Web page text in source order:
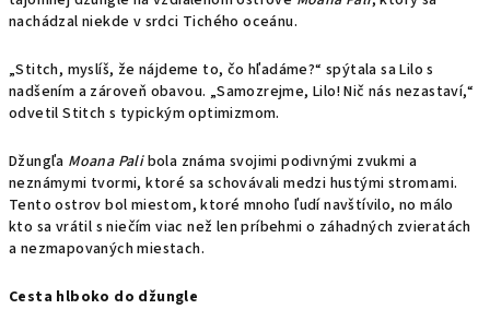
nachádzal niekde v srdci Tichého oceánu.
„Stitch, myslíš, že nájdeme to, čo hľadáme?“ spýtala sa Lilo s
nadšením a zároveň obavou. „Samozrejme, Lilo! Nič nás nezastaví,“
odvetil Stitch s typickým optimizmom.
Džungľa Moana Palibola známa svojimi podivnými zvukmi a
neznámymi tvormi, ktoré sa schovávali medzi hustými stromami.
Tento ostrov bol miestom, ktoré mnoho ľudí navštívilo, no málo
kto sa vrátil s niečím viac než len príbehmi o záhadných zvieratách
a nezmapovaných miestach.
Cesta hlboko do džungle